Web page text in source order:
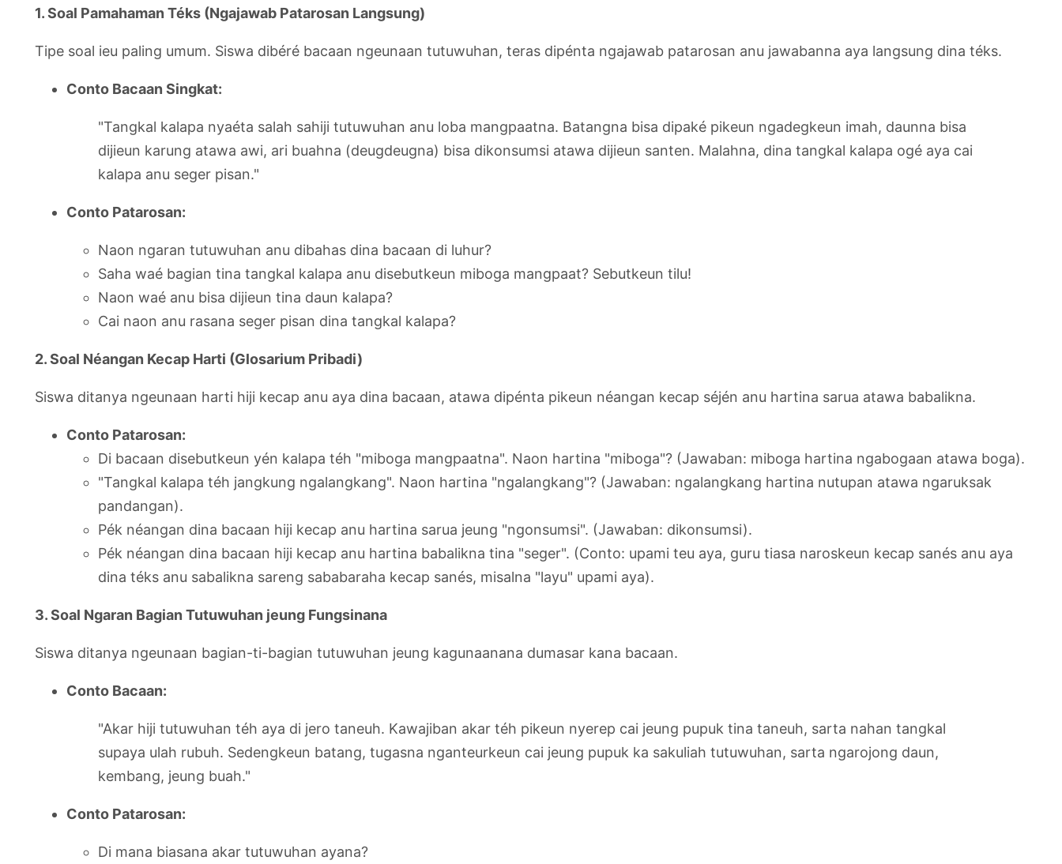
1. Soal Pamahaman Téks (Ngajawab Patarosan Langsung)
Tipe soal ieu paling umum. Siswa dibéré bacaan ngeunaan tutuwuhan, teras dipénta ngajawab patarosan anu jawabanna aya langsung dina téks.
Conto Bacaan Singkat:
"Tangkal kalapa nyaéta salah sahiji tutuwuhan anu loba mangpaatna. Batangna bisa dipaké pikeun ngadegkeun imah, daunna bisa
dijieun karung atawa awi, ari buahna (deugdeugna) bisa dikonsumsi atawa dijieun santen. Malahna, dina tangkal kalapa ogé aya cai
kalapa anu seger pisan."
Conto Patarosan:
Naon ngaran tutuwuhan anu dibahas dina bacaan di luhur?
Saha waé bagian tina tangkal kalapa anu disebutkeun miboga mangpaat? Sebutkeun tilu!
Naon waé anu bisa dijieun tina daun kalapa?
Cai naon anu rasana seger pisan dina tangkal kalapa?
2. Soal Néangan Kecap Harti (Glosarium Pribadi)
Siswa ditanya ngeunaan harti hiji kecap anu aya dina bacaan, atawa dipénta pikeun néangan kecap séjén anu hartina sarua atawa babalikna.
Conto Patarosan:
Di bacaan disebutkeun yén kalapa téh "miboga mangpaatna". Naon hartina "miboga"? (Jawaban: miboga hartina ngabogaan atawa boga).
"Tangkal kalapa téh jangkung ngalangkang". Naon hartina "ngalangkang"? (Jawaban: ngalangkang hartina nutupan atawa ngaruksak
pandangan).
Pék néangan dina bacaan hiji kecap anu hartina sarua jeung "ngonsumsi". (Jawaban: dikonsumsi).
Pék néangan dina bacaan hiji kecap anu hartina babalikna tina "seger". (Conto: upami teu aya, guru tiasa naroskeun kecap sanés anu aya
dina téks anu sabalikna sareng sababaraha kecap sanés, misalna "layu" upami aya).
3. Soal Ngaran Bagian Tutuwuhan jeung Fungsinana
Siswa ditanya ngeunaan bagian-ti-bagian tutuwuhan jeung kagunaanana dumasar kana bacaan.
Conto Bacaan:
"Akar hiji tutuwuhan téh aya di jero taneuh. Kawajiban akar téh pikeun nyerep cai jeung pupuk tina taneuh, sarta nahan tangkal
supaya ulah rubuh. Sedengkeun batang, tugasna nganteurkeun cai jeung pupuk ka sakuliah tutuwuhan, sarta ngarojong daun,
kembang, jeung buah."
Conto Patarosan:
Di mana biasana akar tutuwuhan ayana?